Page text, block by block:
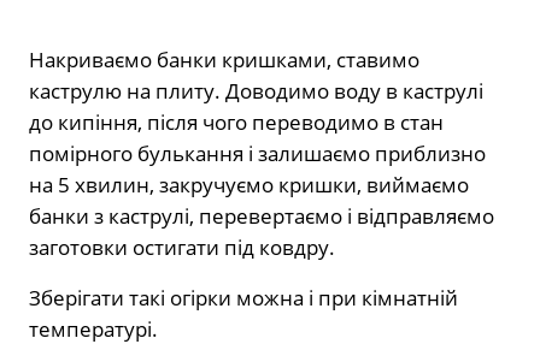
Накриваємо банки кришками, ставимо
каструлю на плиту. Доводимо воду в каструлі
до кипіння, після чого переводимо в стан
помірного булькання і залишаємо приблизно
на 5 хвилин, закручуємо кришки, виймаємо
банки з каструлі, перевертаємо і відправляємо
заготовки остигати під ковдру.
Зберігати такі огірки можна і при кімнатній
температурі.